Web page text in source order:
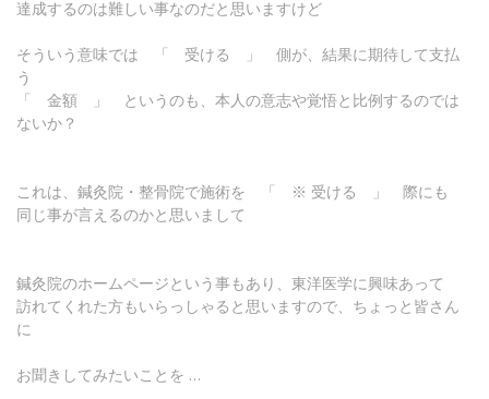
達成するのは難しい事なのだと思いますけど
そういう意味では 「 受ける 」 側が、結果に期待して支払
う
「 金額 」 というのも、本人の意志や覚悟と比例するのでは
ないか？
これは、鍼灸院・整骨院で施術を 「 ※ 受ける 」 際にも
同じ事が言えるのかと思いまして
鍼灸院のホームページという事もあり、東洋医学に興味あって
訪れてくれた方もいらっしゃると思いますので、ちょっと皆さん
に
お聞きしてみたいことを …